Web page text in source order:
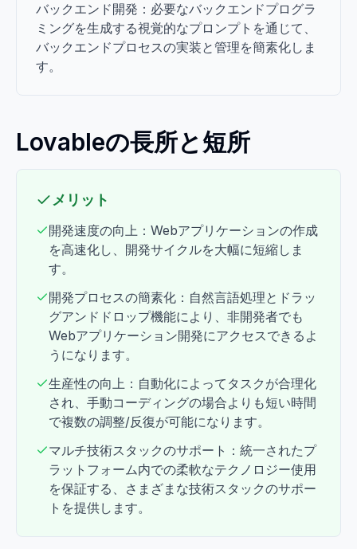
バックエンド開発：必要なバックエンドプログラ
ミングを生成する視覚的なプロンプトを通じて、
バックエンドプロセスの実装と管理を簡素化しま
す。
Lovableの長所と短所
メリット
開発速度の向上：Webアプリケーションの作成
を高速化し、開発サイクルを大幅に短縮しま
す。
開発プロセスの簡素化：自然言語処理とドラッ
グアンドドロップ機能により、非開発者でも
Webアプリケーション開発にアクセスできるよ
うになります。
生産性の向上：自動化によってタスクが合理化
され、手動コーディングの場合よりも短い時間
で複数の調整/反復が可能になります。
マルチ技術スタックのサポート：統一されたプ
ラットフォーム内での柔軟なテクノロジー使用
を保証する、さまざまな技術スタックのサポー
トを提供します。